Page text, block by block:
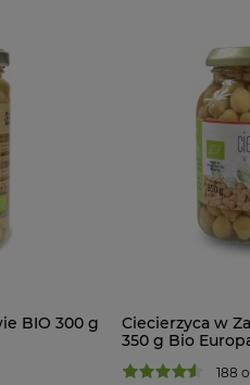
BIO 300 g
Ciecierzyca w
350 g Bio
188